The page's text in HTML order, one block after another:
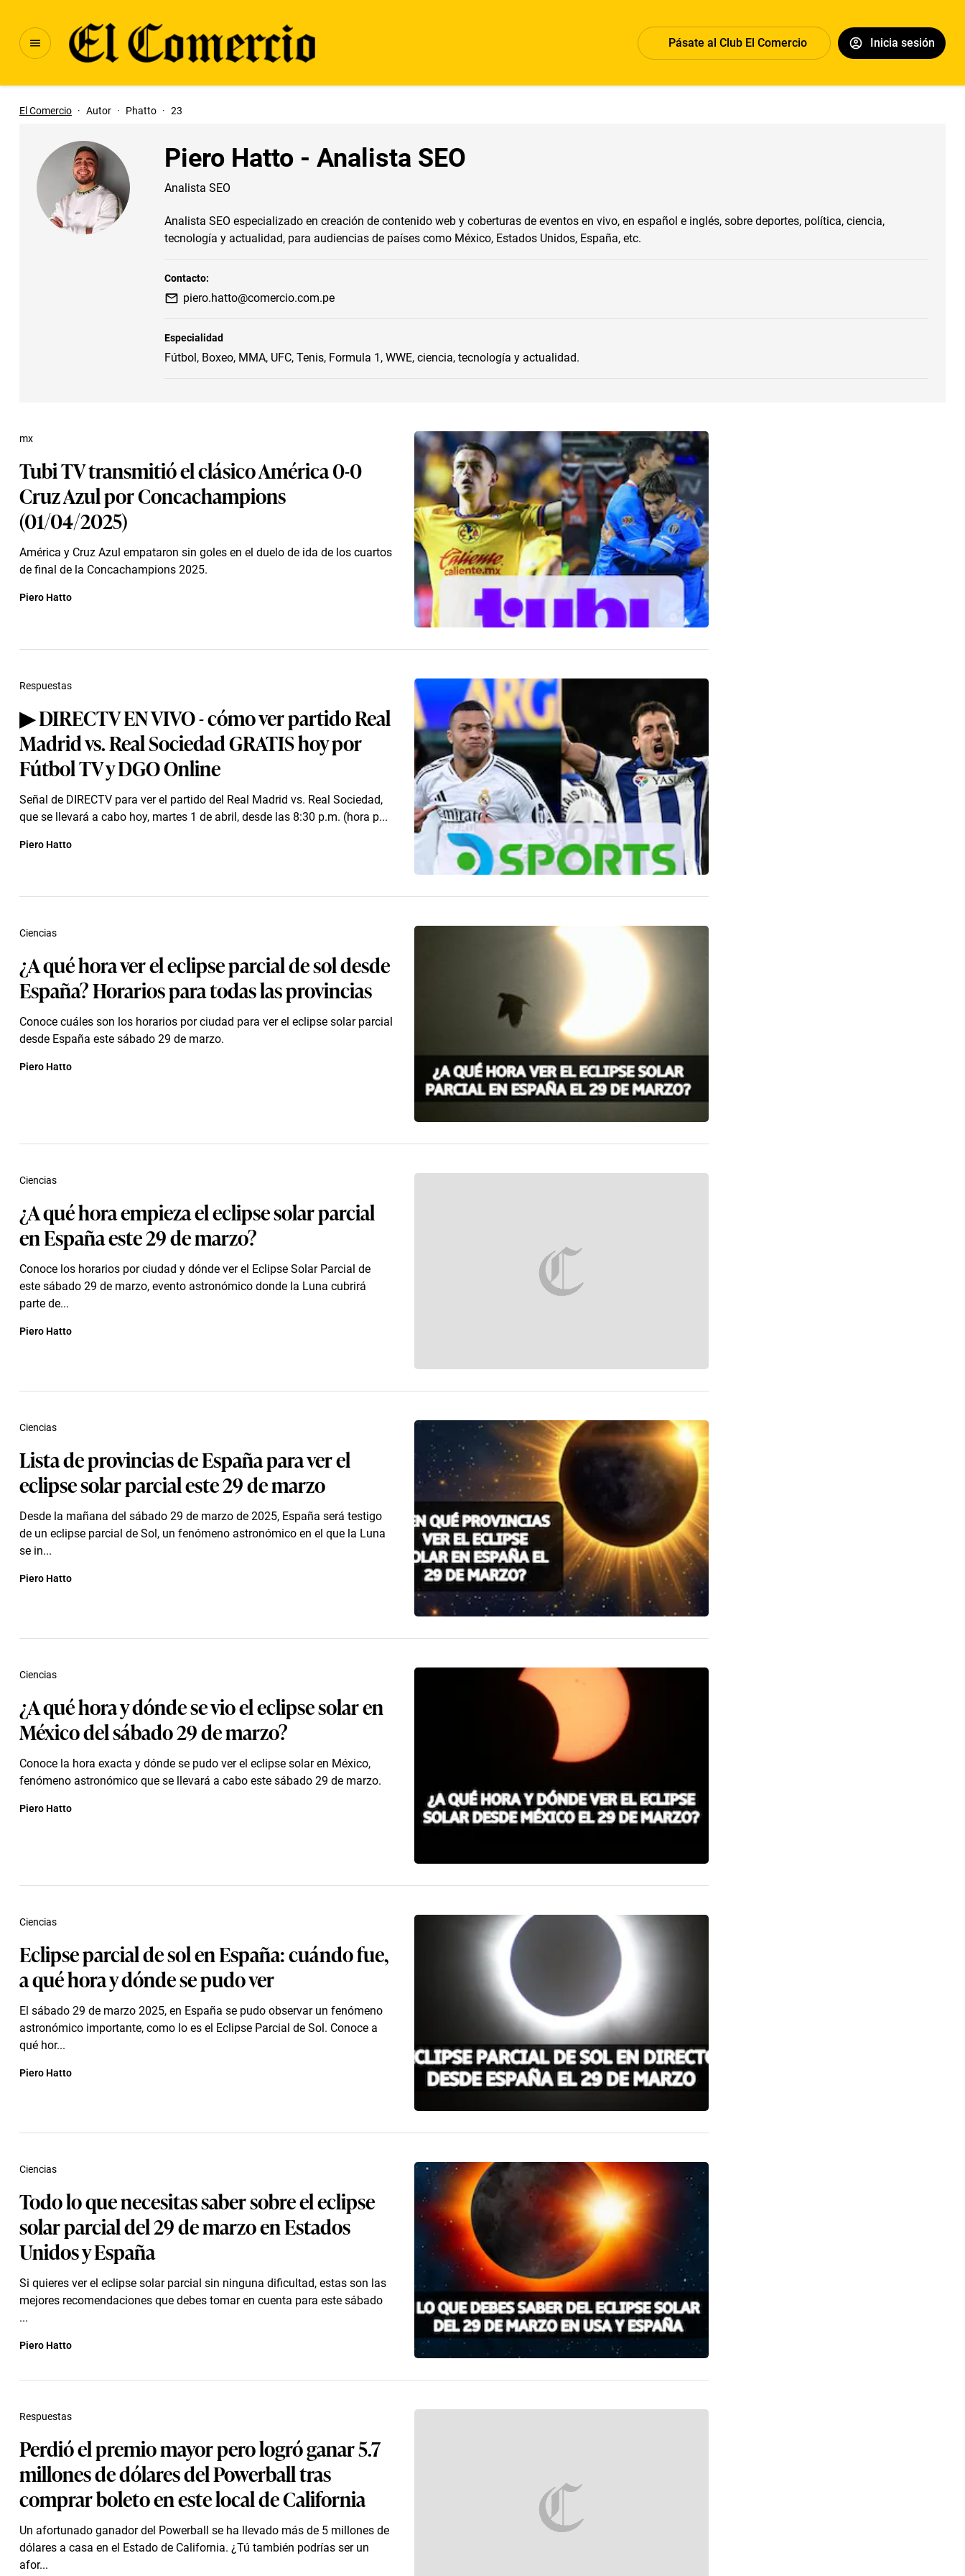
Pásate al Club El Comercio Inicia sesión
El Comercio · Autor · Phatto · 23
Piero Hatto - Analista SEO
Analista SEO
Analista SEO especializado en creación de contenido web y coberturas de eventos en vivo, en español e inglés, sobre deportes, política, ciencia,
tecnología y actualidad, para audiencias de países como México, Estados Unidos, España, etc.
Contacto:
piero.hatto@comercio.com.pe
Especialidad
Fútbol, Boxeo, MMA, UFC, Tenis, Formula 1, WWE, ciencia, tecnología y actualidad.
Tubi TV transmitió el clásico América 0-0
Cruz Azul por Concachampions
(01/04/2025)
América y Cruz Azul empataron sin goles en el duelo de ida de los cuartos
de final de la Concachampions 2025.
mx
Piero Hatto
▶ DIRECTV EN VIVO - cómo ver partido Real
Madrid vs. Real Sociedad GRATIS hoy por
Fútbol TV y DGO Online
Señal de DIRECTV para ver el partido del Real Madrid vs. Real Sociedad,
que se llevará a cabo hoy, martes 1 de abril, desde las 8:30 p.m. (hora p...
Respuestas
Piero Hatto
¿A qué hora ver el eclipse parcial de sol desde
España? Horarios para todas las provincias
Conoce cuáles son los horarios por ciudad para ver el eclipse solar parcial
desde España este sábado 29 de marzo.
Ciencias
Piero Hatto
¿A qué hora empieza el eclipse solar parcial
en España este 29 de marzo?
Conoce los horarios por ciudad y dónde ver el Eclipse Solar Parcial de
este sábado 29 de marzo, evento astronómico donde la Luna cubrirá
parte de...
Ciencias
Piero Hatto
Lista de provincias de España para ver el
eclipse solar parcial este 29 de marzo
Desde la mañana del sábado 29 de marzo de 2025, España será testigo
de un eclipse parcial de Sol, un fenómeno astronómico en el que la Luna
se in...
Ciencias
Piero Hatto
¿A qué hora y dónde se vio el eclipse solar en
México del sábado 29 de marzo?
Conoce la hora exacta y dónde se pudo ver el eclipse solar en México,
fenómeno astronómico que se llevará a cabo este sábado 29 de marzo.
Ciencias
Piero Hatto
Eclipse parcial de sol en España: cuándo fue,
a qué hora y dónde se pudo ver
El sábado 29 de marzo 2025, en España se pudo observar un fenómeno
astronómico importante, como lo es el Eclipse Parcial de Sol. Conoce a
qué hor...
Ciencias
Piero Hatto
Todo lo que necesitas saber sobre el eclipse
solar parcial del 29 de marzo en Estados
Unidos y España
Si quieres ver el eclipse solar parcial sin ninguna dificultad, estas son las
mejores recomendaciones que debes tomar en cuenta para este sábado
...
Ciencias
Piero Hatto
Perdió el premio mayor pero logró ganar 5.7
millones de dólares del Powerball tras
comprar boleto en este local de California
Un afortunado ganador del Powerball se ha llevado más de 5 millones de
dólares a casa en el Estado de California. ¿Tú también podrías ser un
afor...
Respuestas